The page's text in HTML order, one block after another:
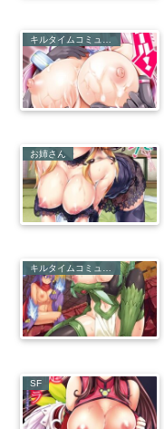
お姉さん
キルタイムコミュニケーション
SF